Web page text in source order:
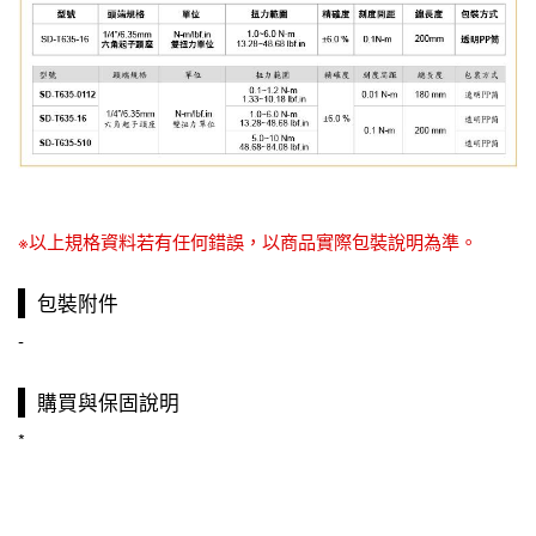
※以上規格資料若有任何錯誤，以商品實際包裝說明為準。
包裝附件
-
購買與保固說明
*